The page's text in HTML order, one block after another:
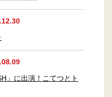
」に出演！こてつとト